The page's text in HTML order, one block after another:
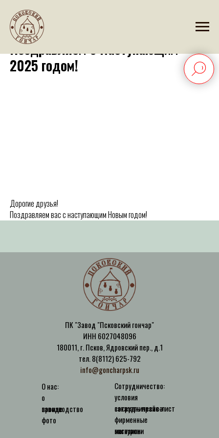
2024-12-28 13:40
Поздравляем с Наступающим
2025 годом!
Дорогие друзья!
Поздравляем вас с наступающим Новым годом!
ПК "Завод "Псковский гончар"
ИНН 6027048096
180011, г. Псков, Ядровский пер., д.1
тел. 8(8112) 625-792
info@goncharpsk.ru
О нас:
о
заводе
производство
фото
Сотрудничество:
условия
сотрудничества
заказать прайс-лист
фирменные
магазины
экскурсии